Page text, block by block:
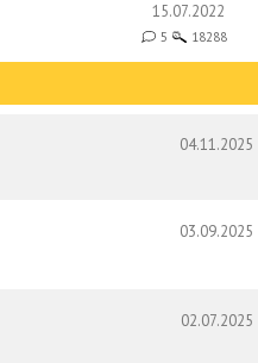
15.07.2022
5 18288
04.11.2025
03.09.2025
02.07.2025